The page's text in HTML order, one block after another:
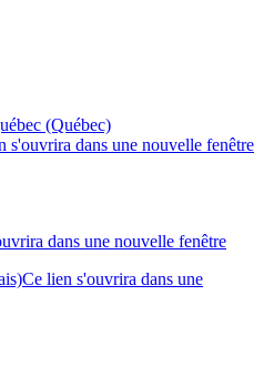
(Québec)
s'ouvrira dans une nouvelle fenêtre
dans une nouvelle fenêtre
Ce lien s'ouvrira dans une